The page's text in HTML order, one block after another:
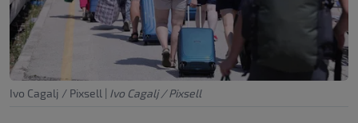
Ivo Cagalj / Pixsell | Ivo Cagalj / Pixsell